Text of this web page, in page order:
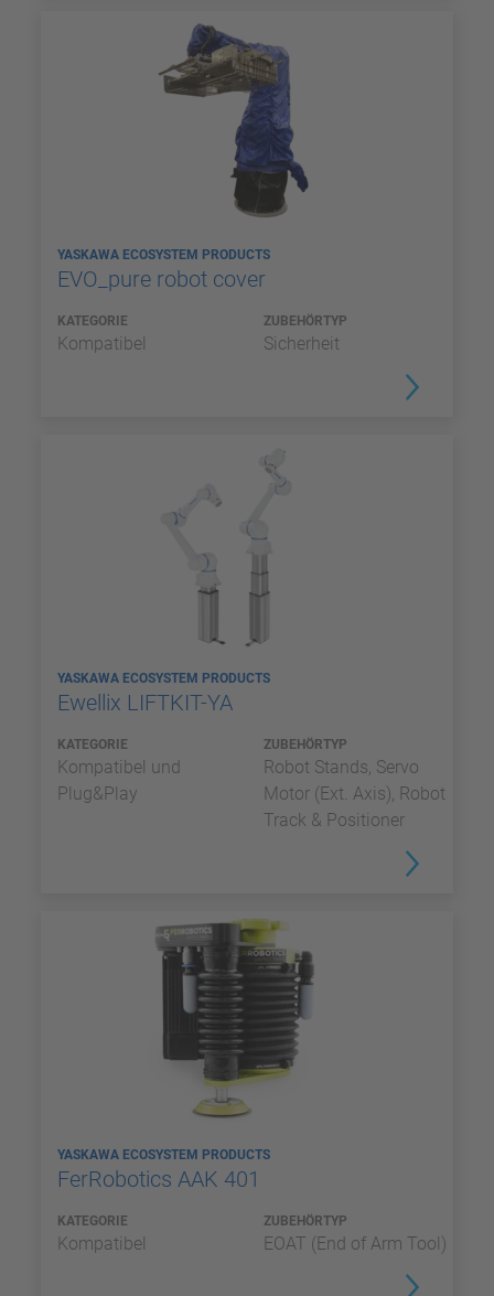
YASKAWA ECOSYSTEM PRODUCTS
EVO_pure robot cover
KATEGORIE
Kompatibel
ZUBEHÖRTYP
Sicherheit
YASKAWA ECOSYSTEM PRODUCTS
Ewellix LIFTKIT-YA
KATEGORIE
Kompatibel und
Plug&Play
ZUBEHÖRTYP
Robot Stands, Servo
Motor (Ext. Axis), Robot
Track & Positioner
YASKAWA ECOSYSTEM PRODUCTS
FerRobotics AAK 401
KATEGORIE
Kompatibel
ZUBEHÖRTYP
EOAT (End of Arm Tool)